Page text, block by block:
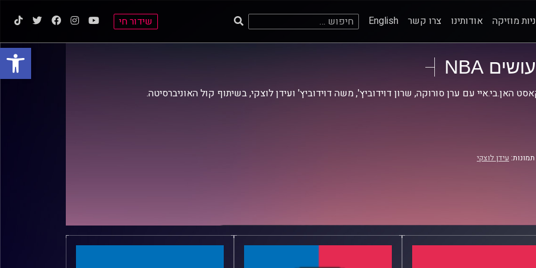
פתח
מוזיקה אודותינו צרו קשר English חיפוש: שידור חי
עושים NBA
האן.בי.איי עם ערן סורוקה, שרון דוידוביץ', משה דוידוביץ' ועידן לוצקי, בשיתוף קול האוניברסיטה.
עידן לוצקי